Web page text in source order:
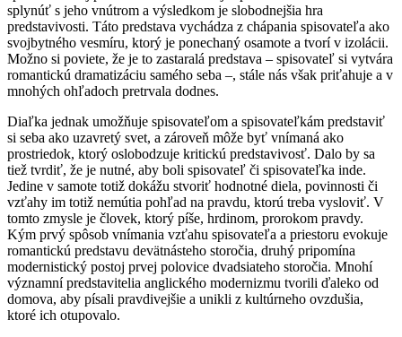
splynúť s jeho vnútrom a výsledkom je slobodnejšia hra
predstavivosti. Táto predstava vychádza z chápania spisovateľa ako
svojbytného vesmíru, ktorý je ponechaný osamote a tvorí v izolácii.
Možno si poviete, že je to zastaralá predstava – spisovateľ si vytvára
romantickú dramatizáciu samého seba –, stále nás však priťahuje a v
mnohých ohľadoch pretrvala dodnes.
Diaľka jednak umožňuje spisovateľom a spisovateľkám predstaviť
si seba ako uzavretý svet, a zároveň môže byť vnímaná ako
prostriedok, ktorý oslobodzuje kritickú predstavivosť. Dalo by sa
tiež tvrdiť, že je nutné, aby boli spisovateľ či spisovateľka inde.
Jedine v samote totiž dokážu stvoriť hodnotné diela, povinnosti či
vzťahy im totiž nemútia pohľad na pravdu, ktorú treba vysloviť. V
tomto zmysle je človek, ktorý píše, hrdinom, prorokom pravdy.
Kým prvý spôsob vnímania vzťahu spisovateľa a priestoru evokuje
romantickú predstavu devätnásteho storočia, druhý pripomína
modernistický postoj prvej polovice dvadsiateho storočia. Mnohí
významní predstavitelia anglického modernizmu tvorili ďaleko od
domova, aby písali pravdivejšie a unikli z kultúrneho ovzdušia,
ktoré ich otupovalo.